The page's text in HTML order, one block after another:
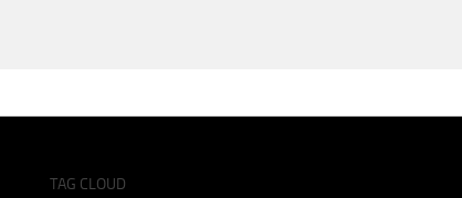
TAG CLOUD